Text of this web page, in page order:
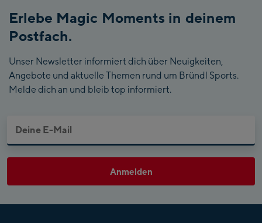
Erlebe Magic Moments in deinem
Postfach.
Unser Newsletter informiert dich über Neuigkeiten,
Angebote und aktuelle Themen rund um Bründl Sports.
Melde dich an und bleib top informiert.
Anmelden